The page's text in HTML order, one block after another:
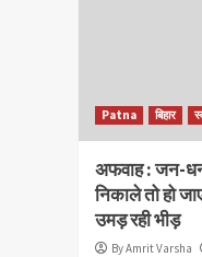
Patna बिहार
अफवाह : जन-
निकाले तो हो
उमड़ रही भीड़
By Amrit Varsha